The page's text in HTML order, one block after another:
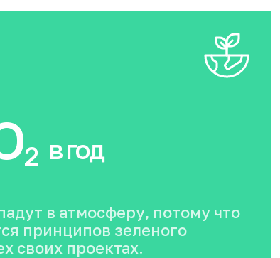
2 в год
в атмосферу, потому что
принципов зеленого
своих проектах.